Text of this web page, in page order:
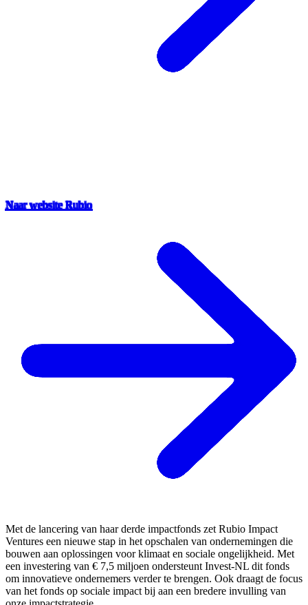
Naar website Rubio
Met de lancering van haar derde impactfonds zet Rubio Impact
Ventures een nieuwe stap in het opschalen van ondernemingen die
bouwen aan oplossingen voor klimaat en sociale ongelijkheid. Met
een investering van € 7,5 miljoen ondersteunt Invest-NL dit fonds
om innovatieve ondernemers verder te brengen. Ook draagt de focus
van het fonds op sociale impact bij aan een bredere invulling van